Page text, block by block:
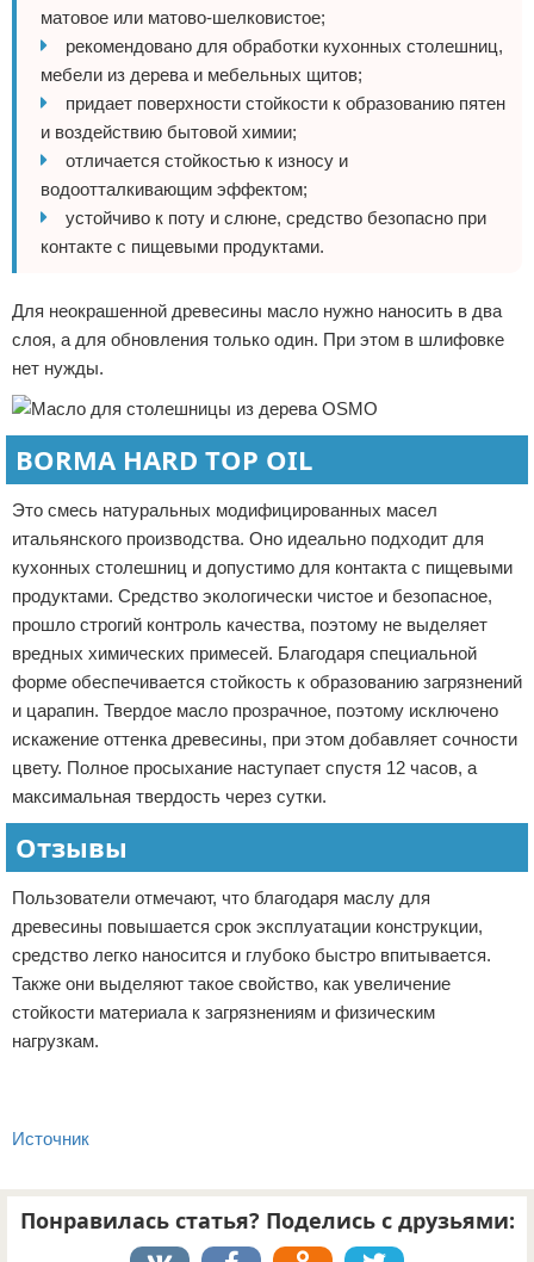
матовое или матово-шелковистое;
рекомендовано для обработки кухонных столешниц,
мебели из дерева и мебельных щитов;
придает поверхности стойкости к образованию пятен
и воздействию бытовой химии;
отличается стойкостью к износу и
водоотталкивающим эффектом;
устойчиво к поту и слюне, средство безопасно при
контакте с пищевыми продуктами.
Для неокрашенной древесины масло нужно наносить в два
слоя, а для обновления только один. При этом в шлифовке
нет нужды.
BORMA HARD TOP OIL
Это смесь натуральных модифицированных масел
итальянского производства. Оно идеально подходит для
кухонных столешниц и допустимо для контакта с пищевыми
продуктами. Средство экологически чистое и безопасное,
прошло строгий контроль качества, поэтому не выделяет
вредных химических примесей. Благодаря специальной
форме обеспечивается стойкость к образованию загрязнений
и царапин. Твердое масло прозрачное, поэтому исключено
искажение оттенка древесины, при этом добавляет сочности
цвету. Полное просыхание наступает спустя 12 часов, а
максимальная твердость через сутки.
Отзывы
Пользователи отмечают, что благодаря маслу для
древесины повышается срок эксплуатации конструкции,
средство легко наносится и глубоко быстро впитывается.
Также они выделяют такое свойство, как увеличение
стойкости материала к загрязнениям и физическим
нагрузкам.
Источник
Понравилась статья? Поделись с друзьями: